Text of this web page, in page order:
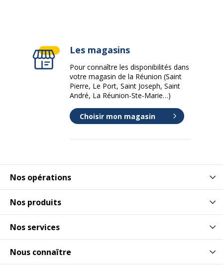
Nos opérations
Nos produits
Nos services
Nous connaître
Les magasins
Pour connaître les disponibilités dans
votre magasin de la Réunion (Saint
Pierre, Le Port, Saint Joseph, Saint
André, La Réunion-Ste-Marie…)
Choisir mon magasin